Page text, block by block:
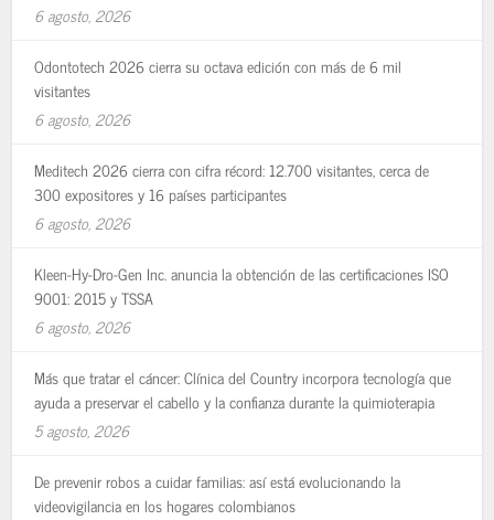
6 agosto, 2026
Odontotech 2026 cierra su octava edición con más de 6 mil
visitantes
6 agosto, 2026
Meditech 2026 cierra con cifra récord: 12.700 visitantes, cerca de
300 expositores y 16 países participantes
6 agosto, 2026
Kleen-Hy-Dro-Gen Inc. anuncia la obtención de las certificaciones ISO
9001: 2015 y TSSA
6 agosto, 2026
Más que tratar el cáncer: Clínica del Country incorpora tecnología que
ayuda a preservar el cabello y la confianza durante la quimioterapia
5 agosto, 2026
De prevenir robos a cuidar familias: así está evolucionando la
videovigilancia en los hogares colombianos